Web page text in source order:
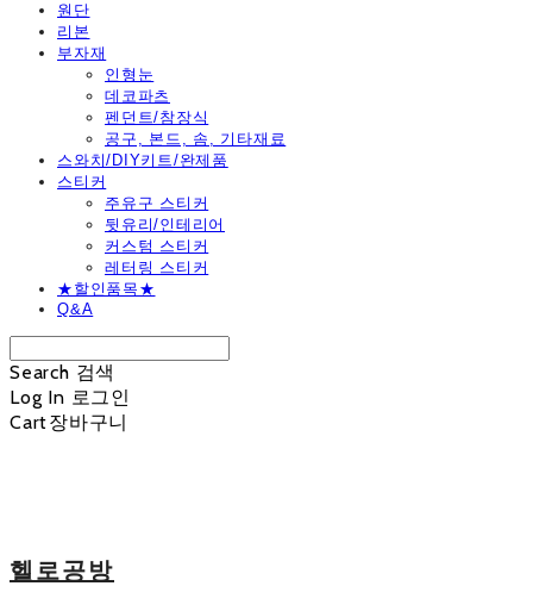
원단
리본
부자재
인형눈
데코파츠
펜던트/참장식
공구, 본드, 솜, 기타재료
스와치/DIY키트/완제품
스티커
주유구 스티커
뒷유리/인테리어
커스텀 스티커
레터링 스티커
★할인품목★
Q&A
Search 검색
Log In 로그인
Cart장바구니
헬로공방